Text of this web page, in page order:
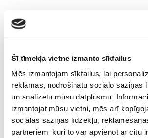
Šī tīmekļa vietne izmanto sīkfailus
Mēs izmantojam sīkfailus, lai
reklāmas, nodrošinātu sociālo saziņas
un analizētu mūsu datplūsmu.
izmantojat mūsu vietni, mēs arī
sociālās saziņas līdzekļu,
partneriem, kuri to var apvienot ar citu
Dzemdību-stāsti Konkursi
Lasi vēl
Pasaules zīdīšanas nedēļa: kā
un kāpēc atbalsts mammai ir tikpat